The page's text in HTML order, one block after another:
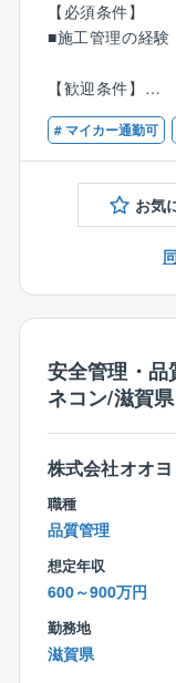
施設は、より耐
対応が求められ
・建築企画・計
・建築設計監理
■公園・緑地
地域の自然環境
ザインを提案。
のコミュニティ
ル的役割を果た
・公園・緑地・
・パース・模型
■補償
確保が不可欠で
地所有者の協力
地取得をサポー
各部門と連携し
「新しく建物を
依頼を受けたら
▼
工事のスケジュ
画部と打ち合わ
どを進めていき
▼
工事がスタート
・重機の搬入な
※イレギュラーは
▼
工事が完了後は
※案件は大阪・兵
【人員構成】
8名（男性8名）
【現場管理の専
これまでは営業
【必須条件】
■施工管理の経験
【歓迎条件】
■土木施工管理技
■建築施工管理技
■建設機械施工管
# マイカー通勤可
お気
安全管理・品
ネコン/滋賀県
株式会社オオ
職種
品質管理
想定年収
600～900万円
勤務地
滋賀県